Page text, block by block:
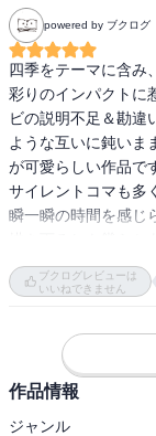
powered by ブクログ
四季をテーマに含み
彩りのインパクトに
ビの説明不足＆勘違
ような互いに鈍い
が可愛らしい作品で
サイレントコマも多
瞬一瞬の時間を感じ
個人的には鯉のぼ
当はどれもいいです
ブクログレビューは
いいねできません
作品情報
ジャンル